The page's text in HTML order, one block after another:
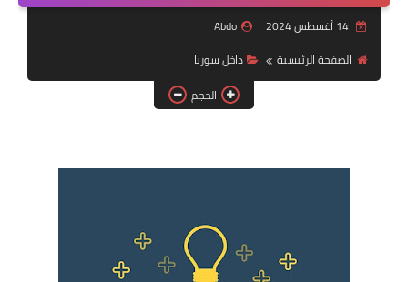
فرص عمل في اليمن
فرص عمل في السودان
14 أغسطس 2024
Abdo
الصفحة الرئيسية
داخل سوريا
الحجم